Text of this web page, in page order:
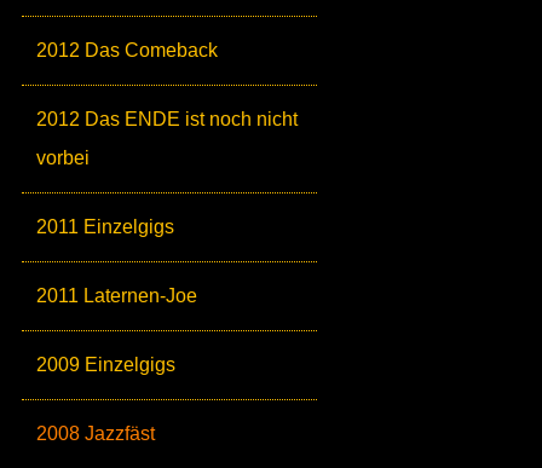
2012 Das Comeback
2012 Das ENDE ist noch nicht
vorbei
2011 Einzelgigs
2011 Laternen-Joe
2009 Einzelgigs
2008 Jazzfäst